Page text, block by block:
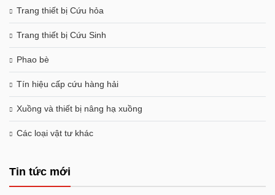
Trang thiết bị Cứu hỏa
Trang thiết bị Cứu Sinh
Phao bè
Tín hiệu cấp cứu hàng hải
Xuồng và thiết bị nâng hạ xuồng
Các loại vật tư khác
Tin tức mới